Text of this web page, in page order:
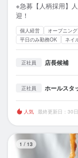
※急募【人柄採用】
迎！
個人経営 オープニン
平日のみ勤務OK
ネイ
正社員 店長候補
正社員 ホールスタ
人気 最終更新日：30
1 / 13